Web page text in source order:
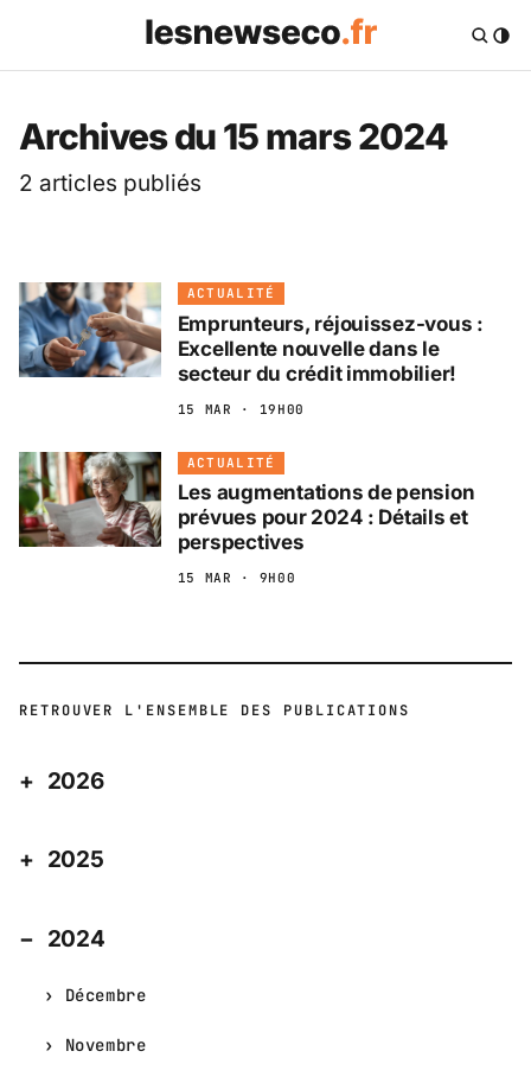
Les News Eco .fr —
Archives du 15 mars 2024
2 articles publiés
ACTUALITÉ
Emprunteurs, réjouissez-vous :
Excellente nouvelle dans le
secteur du crédit immobilier!
15 MAR · 19H00
ACTUALITÉ
Les augmentations de pension
prévues pour 2024 : Détails et
perspectives
15 MAR · 9H00
RETROUVER L'ENSEMBLE DES PUBLICATIONS
2026
2025
2024
Décembre
Novembre